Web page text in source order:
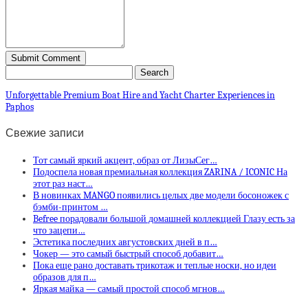
Unforgettable Premium Boat Hire and Yacht Charter Experiences in
Paphos
Свежие записи
Тот самый яркий акцент, образ от ЛизыСег…
Подоспела новая премиальная коллекция ZARINA / ICONIC На
этот раз наст…
В новинках MANGO появились целых две модели босоножек с
бэмби-принтом …
Befree порадовали большой домашней коллекцией Глазу есть за
что зацепи…
Эстетика последних августовских дней в п…
Чокер — это самый быстрый способ добавит…
Пока еще рано доставать трикотаж и теплые носки, но идеи
образов для п…
Яркая майка — самый простой способ мгнов…